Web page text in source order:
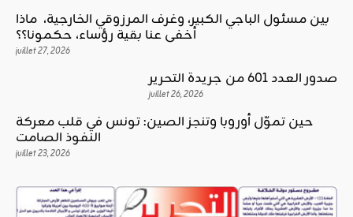
بين مسئول الباجي الكبير، وغرف المرزوقي الخارجية، ماذا
أخفى عنا بقية رؤساء، حكمونا؟؟
juillet 27, 2026
صدور العدد 601 من جريدة التحرير
juillet 26, 2026
حين تموّل أوروبا وتنجز الصين: تونس في قلب معركة
النفوذ الصامت
juillet 23, 2026